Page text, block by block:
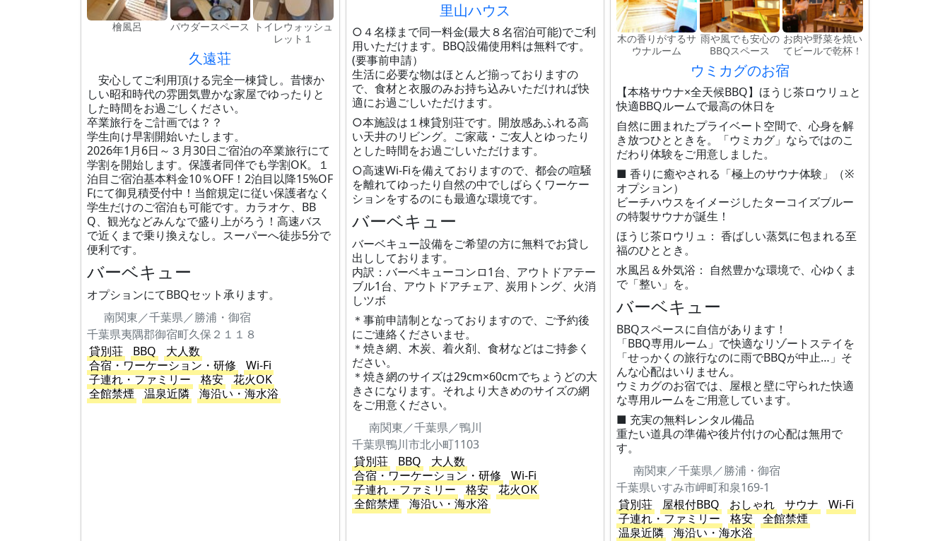
檜風呂 パウダースペース
トイレウォッシュ
レット１
久遠荘
安心してご利用頂ける完全一棟貸し。昔懐か
しい昭和時代の雰囲気豊かな家屋でゆったりと
した時間をお過ごしください。
卒業旅行をご計画では？？
学生向け早割開始いたします。
2026年1月6日～３月30日ご宿泊の卒業旅行にて
学割を開始します。保護者同伴でも学割OK。１
泊目ご宿泊基本料金10％OFF！2泊目以降15%OF
Fにて御見積受付中！当館規定に従い保護者なく
学生だけのご宿泊も可能です。カラオケ、BB
Q、観光などみんなで盛り上がろう！高速バス
で近くまで乗り換えなし。スーパーへ徒歩5分で
便利です。
バーベキュー
オプションにてBBQセット承ります。
南関東／千葉県／勝浦・御宿
千葉県夷隅郡御宿町久保２１１８
貸別荘
BBQ
大人数
合宿・ワーケーション・研修
Wi-Fi
子連れ・ファミリー
格安
花火OK
全館禁煙
温泉近隣 海沿い・海水浴
里山ハウス
○４名様まで同一料金(最大８名宿泊可能)でご利
用いただけます。BBQ設備使用料は無料です。
(要事前申請）
生活に必要な物はほとんど揃っておりますの
で、食材と衣服のみお持ち込みいただければ快
適にお過ごしいただけます。
○本施設は１棟貸別荘です。開放感あふれる高
い天井のリビング。ご家蔵・ご友人とゆったり
とした時間をお過ごしいただけます。
○高速Wi-Fiを備えておりますので、都会の喧騒
を離れてゆったり自然の中でしばらくワーケー
ションをするのにも最適な環境です。
バーベキュー
バーベキュー設備をご希望の方に無料でお貸し
出ししております。
内訳：バーベキューコンロ1台、アウトドアテー
ブル1台、アウトドアチェア、炭用トング、火消
しツボ
＊事前申請制となっておりますので、ご予約後
にご連絡くださいませ。
＊焼き網、木炭、着火剤、食材などはご持参く
ださい。
＊焼き網のサイズは29cm×60cmでちょうどの大
きさになります。それより大きめのサイズの網
をご用意ください。
南関東／千葉県／鴨川
千葉県鴨川市北小町1103
貸別荘
BBQ
大人数
合宿・ワーケーション・研修
Wi-Fi
子連れ・ファミリー
格安
花火OK
全館禁煙
海沿い・海水浴
木の香りがするサ
ウナルーム
雨や風でも安心の
BBQスペース
お肉や野菜を焼い
てビールで乾杯！
ウミカグのお宿
【本格サウナ×全天候BBQ】ほうじ茶ロウリュと
快適BBQルームで最高の休日を
自然に囲まれたプライベート空間で、心身を解
き放つひとときを。「ウミカグ」ならではのこ
だわり体験をご用意しました。
■ 香りに癒やされる「極上のサウナ体験」（※
オプション）
ビーチハウスをイメージしたターコイズブルー
の特製サウナが誕生！
ほうじ茶ロウリュ： 香ばしい蒸気に包まれる至
福のひととき。
水風呂＆外気浴： 自然豊かな環境で、心ゆくま
で「整い」を。
バーベキュー
BBQスペースに自信があります！
「BBQ専用ルーム」で快適なリゾートステイを
「せっかくの旅行なのに雨でBBQが中止…」そ
んな心配はいりません。
ウミカグのお宿では、屋根と壁に守られた快適
な専用ルームをご用意しています。
■ 充実の無料レンタル備品
重たい道具の準備や後片付けの心配は無用で
す。
南関東／千葉県／勝浦・御宿
千葉県いすみ市岬町和泉169-1
貸別荘
屋根付BBQ おしゃれ サウナ
Wi-Fi
子連れ・ファミリー
格安
全館禁煙
温泉近隣
海沿い・海水浴